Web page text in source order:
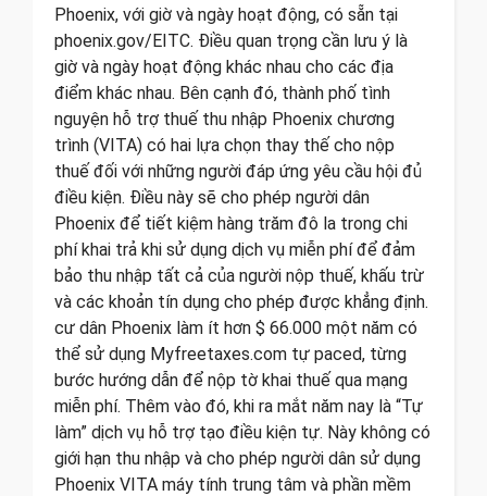
Phoenix, với giờ và ngày hoạt động, có sẵn tại
phoenix.gov/EITC. Điều quan trọng cần lưu ý là
giờ và ngày hoạt động khác nhau cho các địa
điểm khác nhau. Bên cạnh đó, thành phố tình
nguyện hỗ trợ thuế thu nhập Phoenix chương
trình (VITA) có hai lựa chọn thay thế cho nộp
thuế đối với những người đáp ứng yêu cầu hội đủ
điều kiện. Điều này sẽ cho phép người dân
Phoenix để tiết kiệm hàng trăm đô la trong chi
phí khai trả khi sử dụng dịch vụ miễn phí để đảm
bảo thu nhập tất cả của người nộp thuế, khấu trừ
và các khoản tín dụng cho phép được khẳng định.
cư dân Phoenix làm ít hơn $ 66.000 một năm có
thể sử dụng Myfreetaxes.com tự paced, từng
bước hướng dẫn để nộp tờ khai thuế qua mạng
miễn phí. Thêm vào đó, khi ra mắt năm nay là “Tự
làm” dịch vụ hỗ trợ tạo điều kiện tự. Này không có
giới hạn thu nhập và cho phép người dân sử dụng
Phoenix VITA máy tính trung tâm và phần mềm